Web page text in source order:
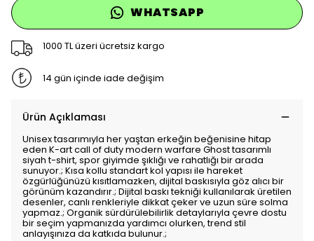
WHATSAPP
1000 TL üzeri ücretsiz kargo
14 gün içinde iade değişim
Ürün Açıklaması
Unisex tasarımıyla her yaştan erkeğin beğenisine hitap
eden K-art call of duty modern warfare Ghost tasarımlı
siyah t-shirt, spor giyimde şıklığı ve rahatlığı bir arada
sunuyor.; Kısa kollu standart kol yapısı ile hareket
özgürlüğünüzü kısıtlamazken, dijital baskısıyla göz alıcı bir
görünüm kazandırır.; Dijital baskı tekniği kullanılarak üretilen
desenler, canlı renkleriyle dikkat çeker ve uzun süre solma
yapmaz.; Organik sürdürülebilirlik detaylarıyla çevre dostu
bir seçim yapmanızda yardımcı olurken, trend stil
anlayışınıza da katkıda bulunur.;